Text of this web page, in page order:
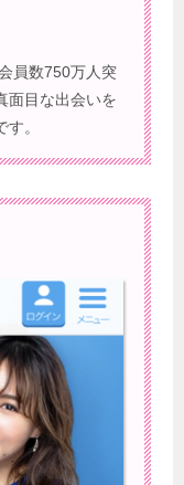
員数750万人突
面目な出会いを
。